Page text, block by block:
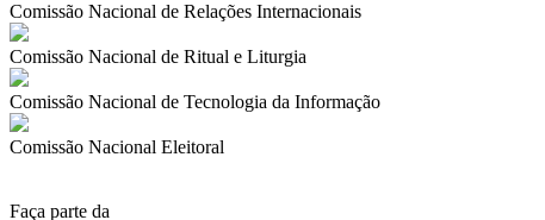
Comissão Nacional de Relações Internacionais
Comissão Nacional de Ritual e Liturgia
Comissão Nacional de Tecnologia da Informação
Comissão Nacional Eleitoral
Faça parte da